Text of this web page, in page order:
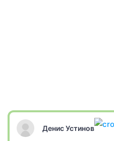
Денис Устинов